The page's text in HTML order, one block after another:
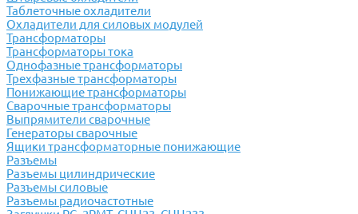
Таблеточные охладители
Охладители для силовых модулей
Трансформаторы
Трансформаторы тока
Однофазные трансформаторы
Трехфазные трансформаторы
Понижающие трансформаторы
Сварочные трансформаторы
Выпрямители сварочные
Генераторы сварочные
Ящики трансформаторные понижающие
Разъемы
Разъемы цилиндрические
Разъемы силовые
Разъемы радиочастотные